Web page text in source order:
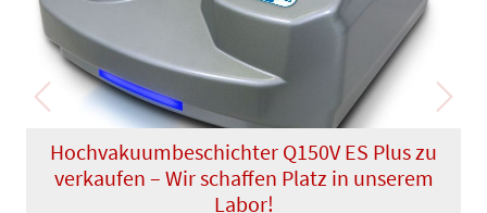
Hochvakuumbeschichter Q150V ES Plus zu
verkaufen – Wir schaffen Platz in unserem
Labor!
Previous Next